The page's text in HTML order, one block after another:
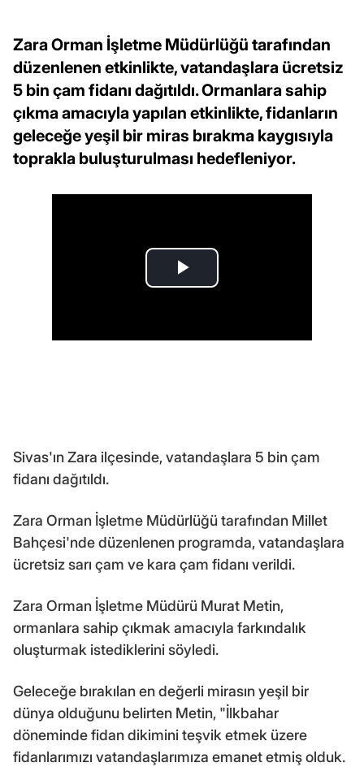
Zara Orman İşletme Müdürlüğü tarafından
düzenlenen etkinlikte, vatandaşlara ücretsiz
5 bin çam fidanı dağıtıldı. Ormanlara sahip
çıkma amacıyla yapılan etkinlikte, fidanların
geleceğe yeşil bir miras bırakma kaygısıyla
toprakla buluşturulması hedefleniyor.
Sivas'ın Zara ilçesinde, vatandaşlara 5 bin çam
fidanı dağıtıldı.
Zara Orman İşletme Müdürlüğü tarafından Millet
Bahçesi'nde düzenlenen programda, vatandaşlara
ücretsiz sarı çam ve kara çam fidanı verildi.
Zara Orman İşletme Müdürü Murat Metin,
ormanlara sahip çıkmak amacıyla farkındalık
oluşturmak istediklerini söyledi.
Geleceğe bırakılan en değerli mirasın yeşil bir
dünya olduğunu belirten Metin, "İlkbahar
döneminde fidan dikimini teşvik etmek üzere
fidanlarımızı vatandaşlarımıza emanet etmiş olduk.